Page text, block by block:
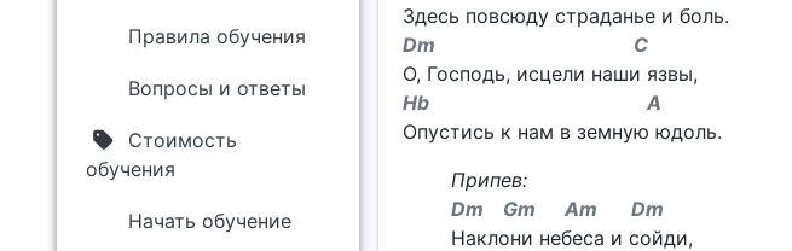
Правила обучения
Вопросы и ответы
Стоимость
обучения
Начать обучение
Здесь повсюду страданье и боль.
Dm C
О, Господь, исцели наши язвы,
Hb A
Опустись к нам в земную юдоль.
Припев:
Dm Gm Am Dm
Наклони небеса и сойди,